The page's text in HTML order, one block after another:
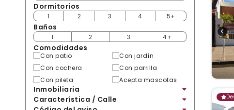
Dormitorios
1 2 3 4 5+
Baños
1 2 3 4+
Comodidades
Con patio
Con jardín
Con cochera
Con parrilla
Con pileta
Acepta mascotas
Inmobiliaria
Característica / Calle